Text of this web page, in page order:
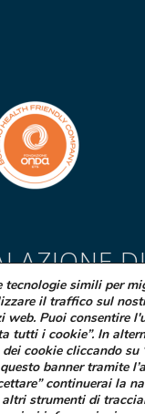
DA
effetti indesiderati
Cooper o ne hai
al tuo medico
oppure alla struttura
simili per
il traffico sul
web. Puoi consentire
tutti i cookie”. In
cookie cliccando su
banner tramite
continuerai la
strumenti di